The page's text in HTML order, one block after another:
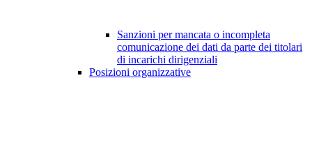
Sanzioni per mancata o incompleta
comunicazione dei dati da parte dei titolari
di incarichi dirigenziali
Posizioni organizzative